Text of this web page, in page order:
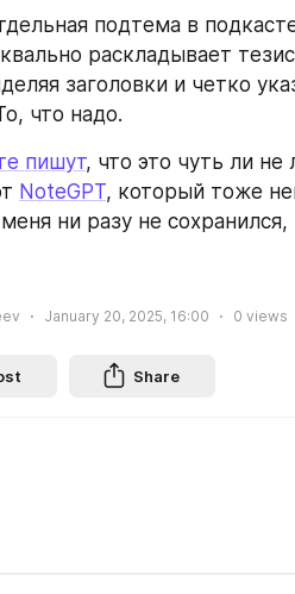
подтема в
раскладывает
заголовки и четко
что надо.
пишут, что это чуть ли
NoteGPT, который тоже
ни разу не
January 20, 2025, 16:00 0 views
Share